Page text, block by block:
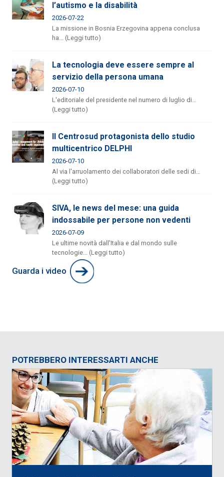
l’autismo e la disabilità
2026-07-22
La missione in Bosnia Erzegovina appena conclusa
ha... (Leggi tutto)
La tecnologia deve essere sempre al
servizio della persona umana
2026-07-10
L'editoriale del presidente nel numero di luglio di...
(Leggi tutto)
Il Centrosud protagonista dello studio
multicentrico DELPHI
2026-07-10
Al via l'arruolamento dei collaboratori delle sedi di...
(Leggi tutto)
SIVA, le news del mese: una guida
indossabile per persone non vedenti
2026-07-09
Le ultime novità dall'Italia e dal mondo sulle
tecnologie... (Leggi tutto)
Guarda i video
POTREBBERO INTERESSARTI ANCHE